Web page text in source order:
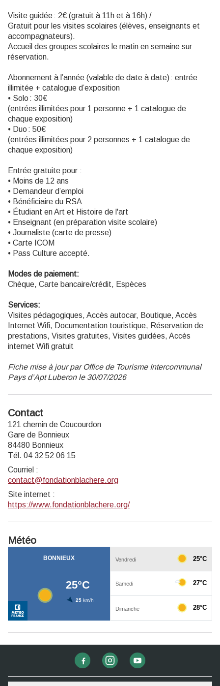
Visite guidée : 2€ (gratuit à 11h et à 16h) /
Gratuit pour les visites scolaires (élèves, enseignants et
accompagnateurs).
Accueil des groupes scolaires le matin en semaine sur
réservation.
Abonnement à l’année (valable de date à date) : entrée
illimitée + catalogue d’exposition
• Solo : 30€
(entrées illimitées pour 1 personne + 1 catalogue de
chaque exposition)
• Duo : 50€
(entrées illimitées pour 2 personnes + 1 catalogue de
chaque exposition)
Entrée gratuite pour :
• Moins de 12 ans
• Demandeur d’emploi
• Bénéficiaire du RSA
• Étudiant en Art et Histoire de l'art
• Enseignant (en préparation visite scolaire)
• Journaliste (carte de presse)
• Carte ICOM
• Pass Culture accepté.
Modes de paiement:
Chèque, Carte bancaire/crédit, Espèces
Services:
Visites pédagogiques, Accès autocar, Boutique, Accès
Internet Wifi, Documentation touristique, Réservation de
prestations, Visites gratuites, Visites guidées, Accès
internet Wifi gratuit
Fiche mise à jour par Office de Tourisme Intercommunal
Pays d’Apt Luberon le 30/07/2026
Contact
121 chemin de Coucourdon
Gare de Bonnieux
84480 Bonnieux
Tél. 04 32 52 06 15
Courriel :
contact@fondationblachere.org
Site internet :
https://www.fondationblachere.org/
Météo